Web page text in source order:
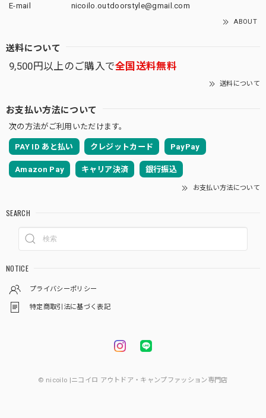
E-mail nicoilo.outdoorstyle@gmail.com
ABOUT
送料について
9,500円以上のご購入で全国送料無料
送料について
お支払い方法について
次の方法がご利用いただけます。
PAY ID あと払い クレジットカード PayPay
Amazon Pay キャリア決済 銀行振込
お支払い方法について
SEARCH
NOTICE
プライバシーポリシー
特定商取引法に基づく表記
© nicoilo |ニコイロ アウトドア・キャンプファッション専門店